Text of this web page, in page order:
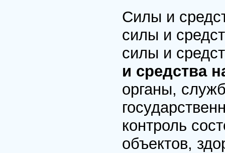
Силы и
силы и
силы и
и средства
органы,
контроль
объектов,